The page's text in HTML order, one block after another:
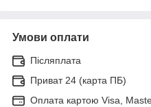
Умови оплати
Післяплата
Приват 24 (карта ПБ)
Оплата картою Visa,